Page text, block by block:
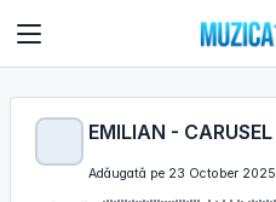
EMILIAN - CARUSEL
Adăugată pe 23 October 2025